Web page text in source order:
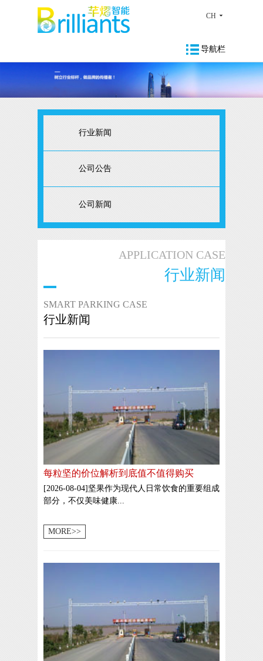
导航栏
CH
行业新闻
公司公告
公司新闻
APPLICATION CASE
行业新闻
SMART PARKING CASE
行业新闻
每粒坚的价位解析到底值不值得购买
[2026-08-04]坚果作为现代人日常饮食的重要组成
部分，不仅美味健康...
MORE>>